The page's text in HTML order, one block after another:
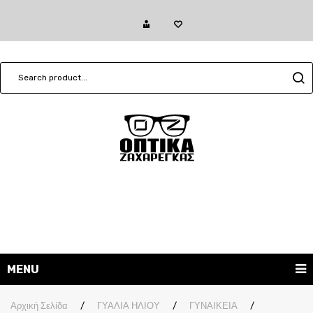
MENU
ΓΥΑΛΙΑ ΗΛΙΟΥ
Αρχική Σελίδα / ΓΥΑΛΙΑ ΗΛΙΟΥ / ΓΥΝΑΙΚΕΙΑ
/